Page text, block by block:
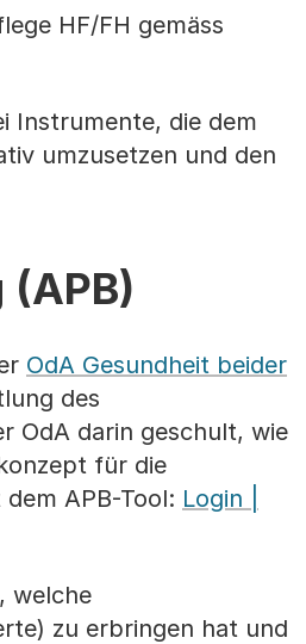
HF/FH gemäss
Instrumente, die dem
umzusetzen und den
OdA Gesundheit beider
des
OdA darin geschult, wie
für die
APB-Tool: Login |
welche
zu erbringen hat und